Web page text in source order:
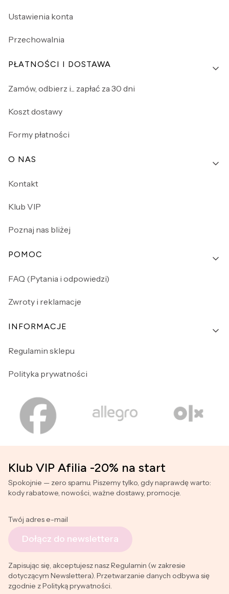
Ustawienia konta
Przechowalnia
PŁATNOŚCI I DOSTAWA
Zamów, odbierz i... zapłać za 30 dni
Koszt dostawy
Formy płatności
O NAS
Kontakt
Klub VIP
Poznaj nas bliżej
POMOC
FAQ (Pytania i odpowiedzi)
Zwroty i reklamacje
INFORMACJE
Regulamin sklepu
Polityka prywatności
Klub VIP Afilia -20% na start
Spokojnie — zero spamu. Piszemy tylko, gdy naprawdę warto:
kody rabatowe, nowości, ważne dostawy, promocje.
Twój adres e-mail
Dołącz do newslettera
Zapisując się, akceptujesz nasz Regulamin (w zakresie
dotyczącym Newslettera). Przetwarzanie danych odbywa się
zgodnie z Polityką prywatności.